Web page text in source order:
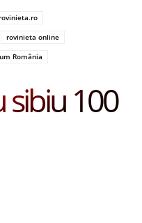
rovinieta online
România
100